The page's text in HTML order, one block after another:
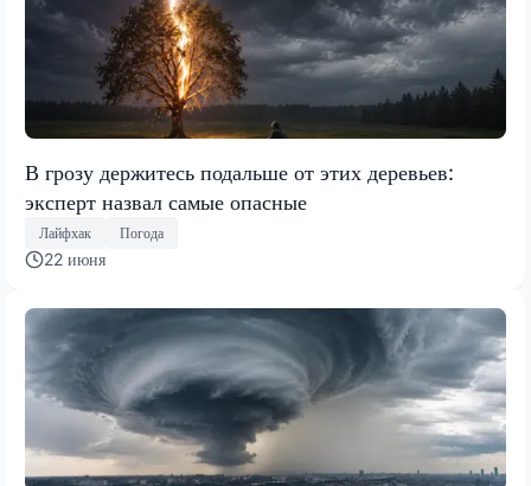
В грозу держитесь подальше от этих деревьев:
эксперт назвал самые опасные
Лайфхак Погода
22 июня